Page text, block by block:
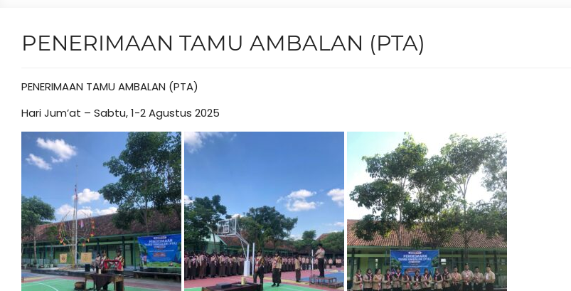
PENERIMAAN TAMU AMBALAN (PTA)
PENERIMAAN TAMU AMBALAN (PTA)
Hari Jum’at – Sabtu, 1-2 Agustus 2025